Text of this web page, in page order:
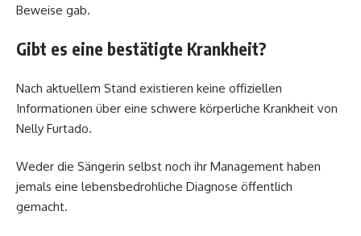
Beweise gab.
Gibt es eine bestätigte Krankheit?
Nach aktuellem Stand existieren keine offiziellen
Informationen über eine schwere körperliche Krankheit von
Nelly Furtado.
Weder die Sängerin selbst noch ihr Management haben
jemals eine lebensbedrohliche Diagnose öffentlich
gemacht.